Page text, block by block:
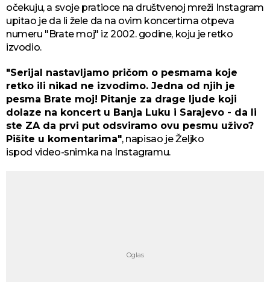
očekuju, a svoje pratioce na društvenoj mreži Instagram
upitao je da li žele da na ovim koncertima otpeva
numeru "Brate moj" iz 2002. godine, koju je retko
izvodio.
"Serijal nastavljamo pričom o pesmama koje
retko ili nikad ne izvodimo. Jedna od njih je
pesma Brate moj! Pitanje za drage ljude koji
dolaze na koncert u Banja Luku i Sarajevo - da li
ste ZA da prvi put odsviramo ovu pesmu uživo?
Pišite u komentarima", napisao je Željko
ispod video-snimka na Instagramu.